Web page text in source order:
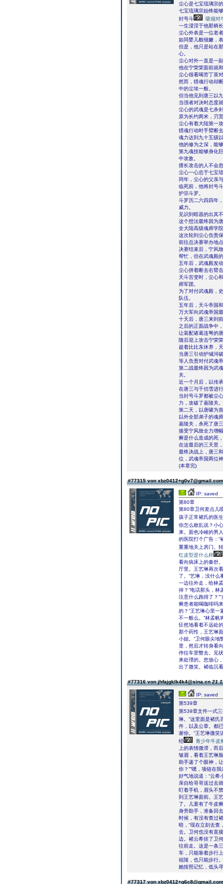
尘心是七宝琉璃宗
七宝琉璃宗始终能
封号斗
吸烟对
一生浸淫于他那柄
尘心外表是一位老
如同婴儿般细嫩，
但是，他只是站在
心。
尘心对外一直是一
他在宁荣荣面前就
尘心很看喝苦丁茶
然而，猎魂行动却
中的尘埃一般。
但当他见到唐三以
当强者对决时态度
尘心的武魂是七杀
原为长约两米，刃
尘心有着大陆第一
猎魂行动时手臂断
魂力达到九十五级
他的修为之深，能
第九魂技能够身化
中攻敌。
擅长攻击的人不会
尘心一心忠于七宝
同年，尘心的父亲
临死前，他将封号
护宗斗罗。
斗罗历二六四四年
威力。
见识到暗器的出其
这个想法最终因为
全大陆高级魂师学
这次轮到尘心负责
前往总决赛举办地
决赛结束后，宁风
帮忙，但在武魂殿
五年后，武魂殿发
尘心拼着断去右臂
天斗宫变时，尘心
师军团。
为了对付武魂殿，
队伍。
五年后，天斗帝国
万大军向武魂帝国
十天后，唐三来到
之后的正面战争中
让装配诸葛连弩的
随后迎上攻击宁荣
趁着比比东休养，
当唐三引动护城河
等人负责对付武魂
第二战最终因为武
关。
近一个月后，以传
在唐三与千仞雪进
当封号斗罗都被尘
力，攻破了嘉陵关
第二天，以唐啸为
以外全部弟子的魂
嘉陵关，杀死了唐
接受宁风致全力增
癣是什么造成的死
在这最后的三天里
最终决战上，唐三
位，武魂帝国两位
(本章完)
#77315 von
IP: saved
第80章
第80章卫何差点儿
孩子正常褚氏的医
你怎么敢乱说？小
来。面色冷峻的男
的医院打个广告：“
重重地关上房门。
红皮型是什么样
看向病床上的秦舒
厅里。王艺琳再次
了。“艺琳，没什么
一边往外走，给林
掉？”电话那头，林
注意什么跑得了？
癣患者能喝咖啡吗
的？”王艺琳心里一
不一般么。”林孟帆
怔然地看着不远处
那个药性，王艺琳
小姐。”卫何眼尖地
里，然后才转身看
停往车里瞥去。见
来处理的。您放心
出了微笑。褚临沉
#77316 von jhfajgklk4k4@sina.cn
IP: saved
第539章
第539章文件一式
琳。“这里面是褚氏
件，以及公章。都
谢你。”王艺琳微笑
经
青少年牛皮
上的表情微滞，而
皱眉，看着王艺琳
助手递了个眼神，
你？”“嗯，项链在
好气地说道：“云希
亲自给哥哥送过去
盯着手机，眉头不
到王艺琳面前。王
了。儿童有了牛皮
身旁助手，准备回
时候，有没有查过
暗，“现在立刻去查
去。卫何也没有直
边。褚云希挂了卫
往前走。这是一条
车，只能靠着步行
祖陵，也只能步行
她按照记忆，低头
#77317 von